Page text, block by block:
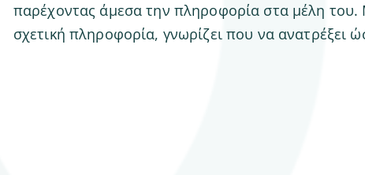
παρέχοντας άμεσα την πληροφορία στα μέλη του.
σχετική πληροφορία, γνωρίζει που να